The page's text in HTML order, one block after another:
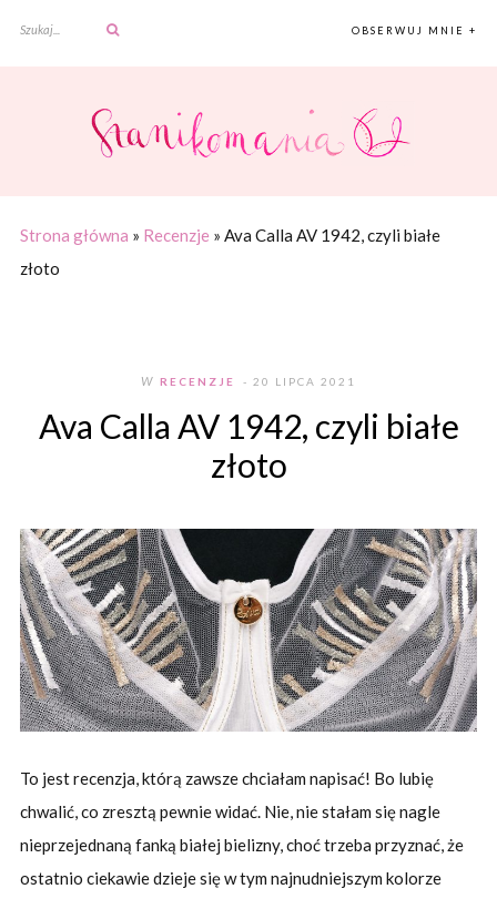
OBSERWUJ MNIE +
Strona główna » Recenzje » Ava Calla AV 1942, czyli białe
złoto
W RECENZJE - 20 LIPCA 2021
Ava Calla AV 1942, czyli białe
złoto
To jest recenzja, którą zawsze chciałam napisać! Bo lubię
chwalić, co zresztą pewnie widać. Nie, nie stałam się nagle
nieprzejednaną fanką białej bielizny, choć trzeba przyznać, że
ostatnio ciekawie dzieje się w tym najnudniejszym kolorze